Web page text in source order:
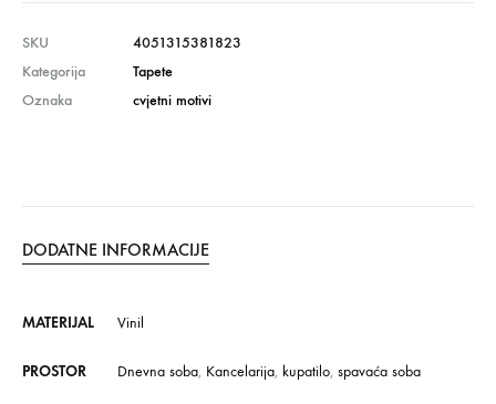
SKU
4051315381823
Kategorija
Tapete
Oznaka
cvjetni motivi
DODATNE INFORMACIJE
MATERIJAL Vinil
PROSTOR Dnevna soba, Kancelarija, kupatilo, spavaća soba